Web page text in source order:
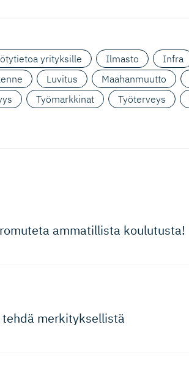
yrityksille Ilmasto Infra
Luvitus Maahanmuutto
Työmarkkinat Työterveys
ammatillista koulutusta!
merkityksellistä